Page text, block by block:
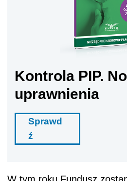
Kontrola PIP.
uprawnienia
Sprawd
ź